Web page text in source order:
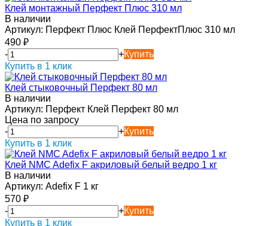
Клей монтажный Перфект Плюс 310 мл
В наличии
Артикул: Перфект Плюс Клей ПерфектПлюс 310 мл
490 ₽
-
+Купить
Купить в 1 клик
Клей стыковочный Перфект 80 мл
В наличии
Артикул: Перфект Клей Перфект 80 мл
Цена по запросу
-
+Купить
Купить в 1 клик
Клей NMC Adefix F акриловый белый ведро 1 кг
В наличии
Артикул: Adefix F 1 кг
570 ₽
-
+Купить
Купить в 1 клик